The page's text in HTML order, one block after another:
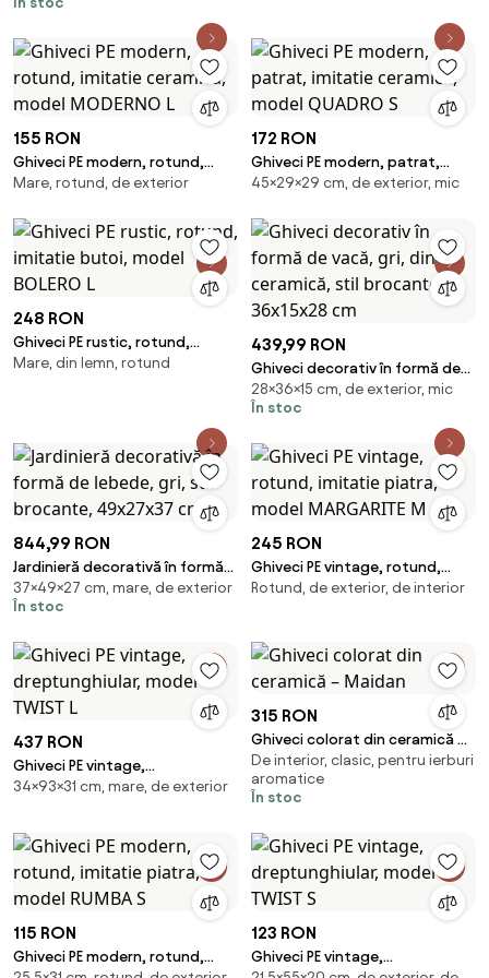
"Patina"
155 RON
Ghiveci PE modern, rotund,
imitatie ceramica, model
Mare, rotund, de exterior
172 RON
Ghiveci PE modern, patrat,
imitatie ceramica, model
45×29×29 cm, de exterior, mic
248 RON
Ghiveci PE rustic, rotund,
imitatie butoi, model BOLERO L
Mare, din lemn, rotund
439,99 RON
Ghiveci decorativ în formă de
vacă, gri, din ceramică, stil
brocante, 36x15x28 cm
28×36×15 cm, de exterior, mic
În stoc
844,99 RON
Jardinieră decorativă în formă
de lebede, gri, stil brocante,
49x27x37 cm
37×49×27 cm, mare, de exterior
În stoc
245 RON
Ghiveci PE vintage, rotund,
imitatie piatra, model
Rotund, de exterior, de interior
437 RON
Ghiveci PE vintage,
dreptunghiular, model TWIST L
34×93×31 cm, mare, de exterior
315 RON
Ghiveci colorat din ceramică –
Maidan
De interior, clasic, pentru ierburi
aromatice
În stoc
115 RON
Ghiveci PE modern, rotund,
123 RON
Ghiveci PE vintage,